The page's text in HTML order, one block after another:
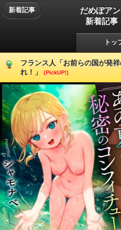
新着記事
だめぽア
新着記事
トッ
フランス人「お前らの国が発
れ！」
(PickUP!)